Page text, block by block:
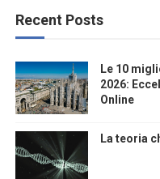
Recent Posts
Le 10
2026:
Online
La teoria